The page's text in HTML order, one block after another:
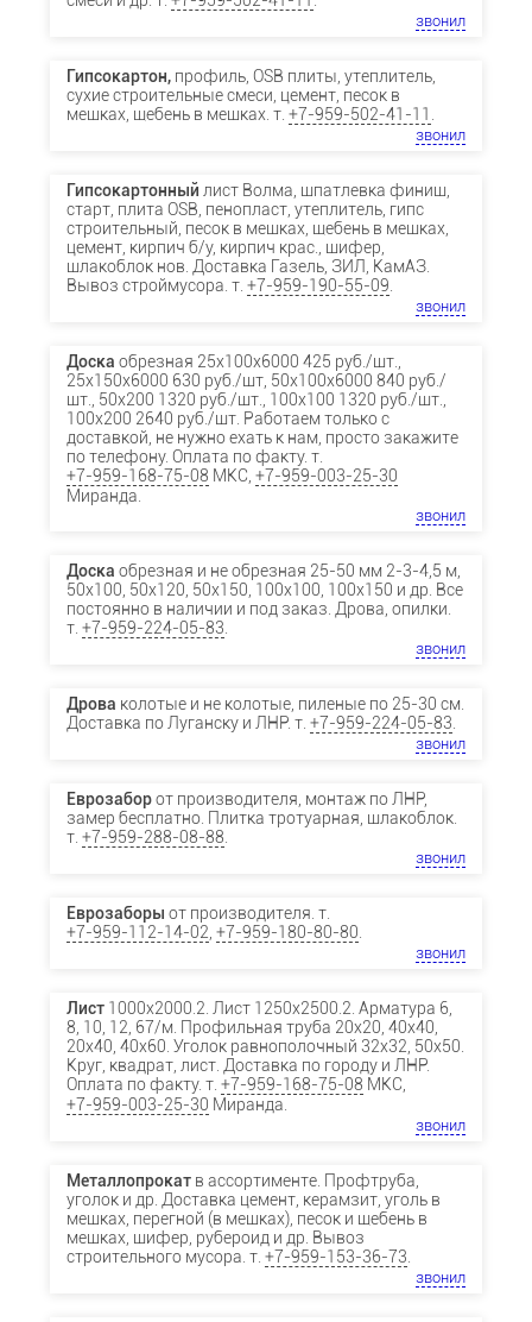
звонил
Гипсокартон,профиль, OSB плиты, утеплитель,
сухие строительные смеси, цемент, песок в
мешках, щебень в мешках. т. +7-959-502-41-11 .
звонил
Гипсокартонный лист Волма, шпатлевка финиш,
старт, плита OSB, пенопласт, утеплитель, гипс
строительный, песок в мешках, щебень в мешках,
цемент, кирпич б/у, кирпич крас., шифер,
шлакоблок нов. Доставка Газель, ЗИЛ, КамАЗ.
Вывоз строймусора. т. +7-959-190-55-09.
звонил
Доска обрезная 25х100х6000 425 руб./шт.,
25х150х6000 630 руб./шт, 50х100х6000 840 руб./
шт., 50х200 1320 руб./шт., 100х100 1320 руб./шт.,
100х200 2640 руб./шт. Работаем только с
доставкой, не нужно ехать к нам, просто закажите
по телефону. Оплата по факту. т.
+7-959-168-75-08 МКС, +7-959-003-25-30
Миранда.
звонил
Доска обрезная и не обрезная 25-50 мм 2-3-4,5 м,
50х100, 50х120, 50х150, 100х100, 100х150 и др. Все
постоянно в наличии и под заказ. Дрова, опилки.
т. +7-959-224-05-83.
звонил
Дрова колотые и не колотые, пиленые по 25-30 см.
Доставка по Луганску и ЛНР. т. +7-959-224-05-83.
звонил
Еврозаборот производителя, монтаж по ЛНР,
замер бесплатно. Плитка тротуарная, шлакоблок.
т. +7-959-288-08-88.
звонил
Еврозаборы от производителя. т.
+7-959-112-14-02, +7-959-180-80-80.
звонил
Лист1000х2000.2. Лист 1250х2500.2. Арматура 6,
8, 10, 12, 67/м. Профильная труба 20х20, 40х40,
20х40, 40х60. Уголок равнополочный 32х32, 50х50.
Круг, квадрат, лист. Доставка по городу и ЛНР.
Оплата по факту. т. +7-959-168-75-08 МКС,
+7-959-003-25-30 Миранда.
звонил
Металлопрокатв ассортименте. Профтруба,
уголок и др. Доставка цемент, керамзит, уголь в
мешках, перегной (в мешках), песок и щебень в
мешках, шифер, рубероид и др. Вывоз
строительного мусора. т. +7-959-153-36-73.
звонил